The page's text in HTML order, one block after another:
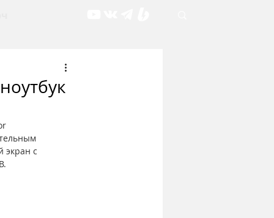
экран с